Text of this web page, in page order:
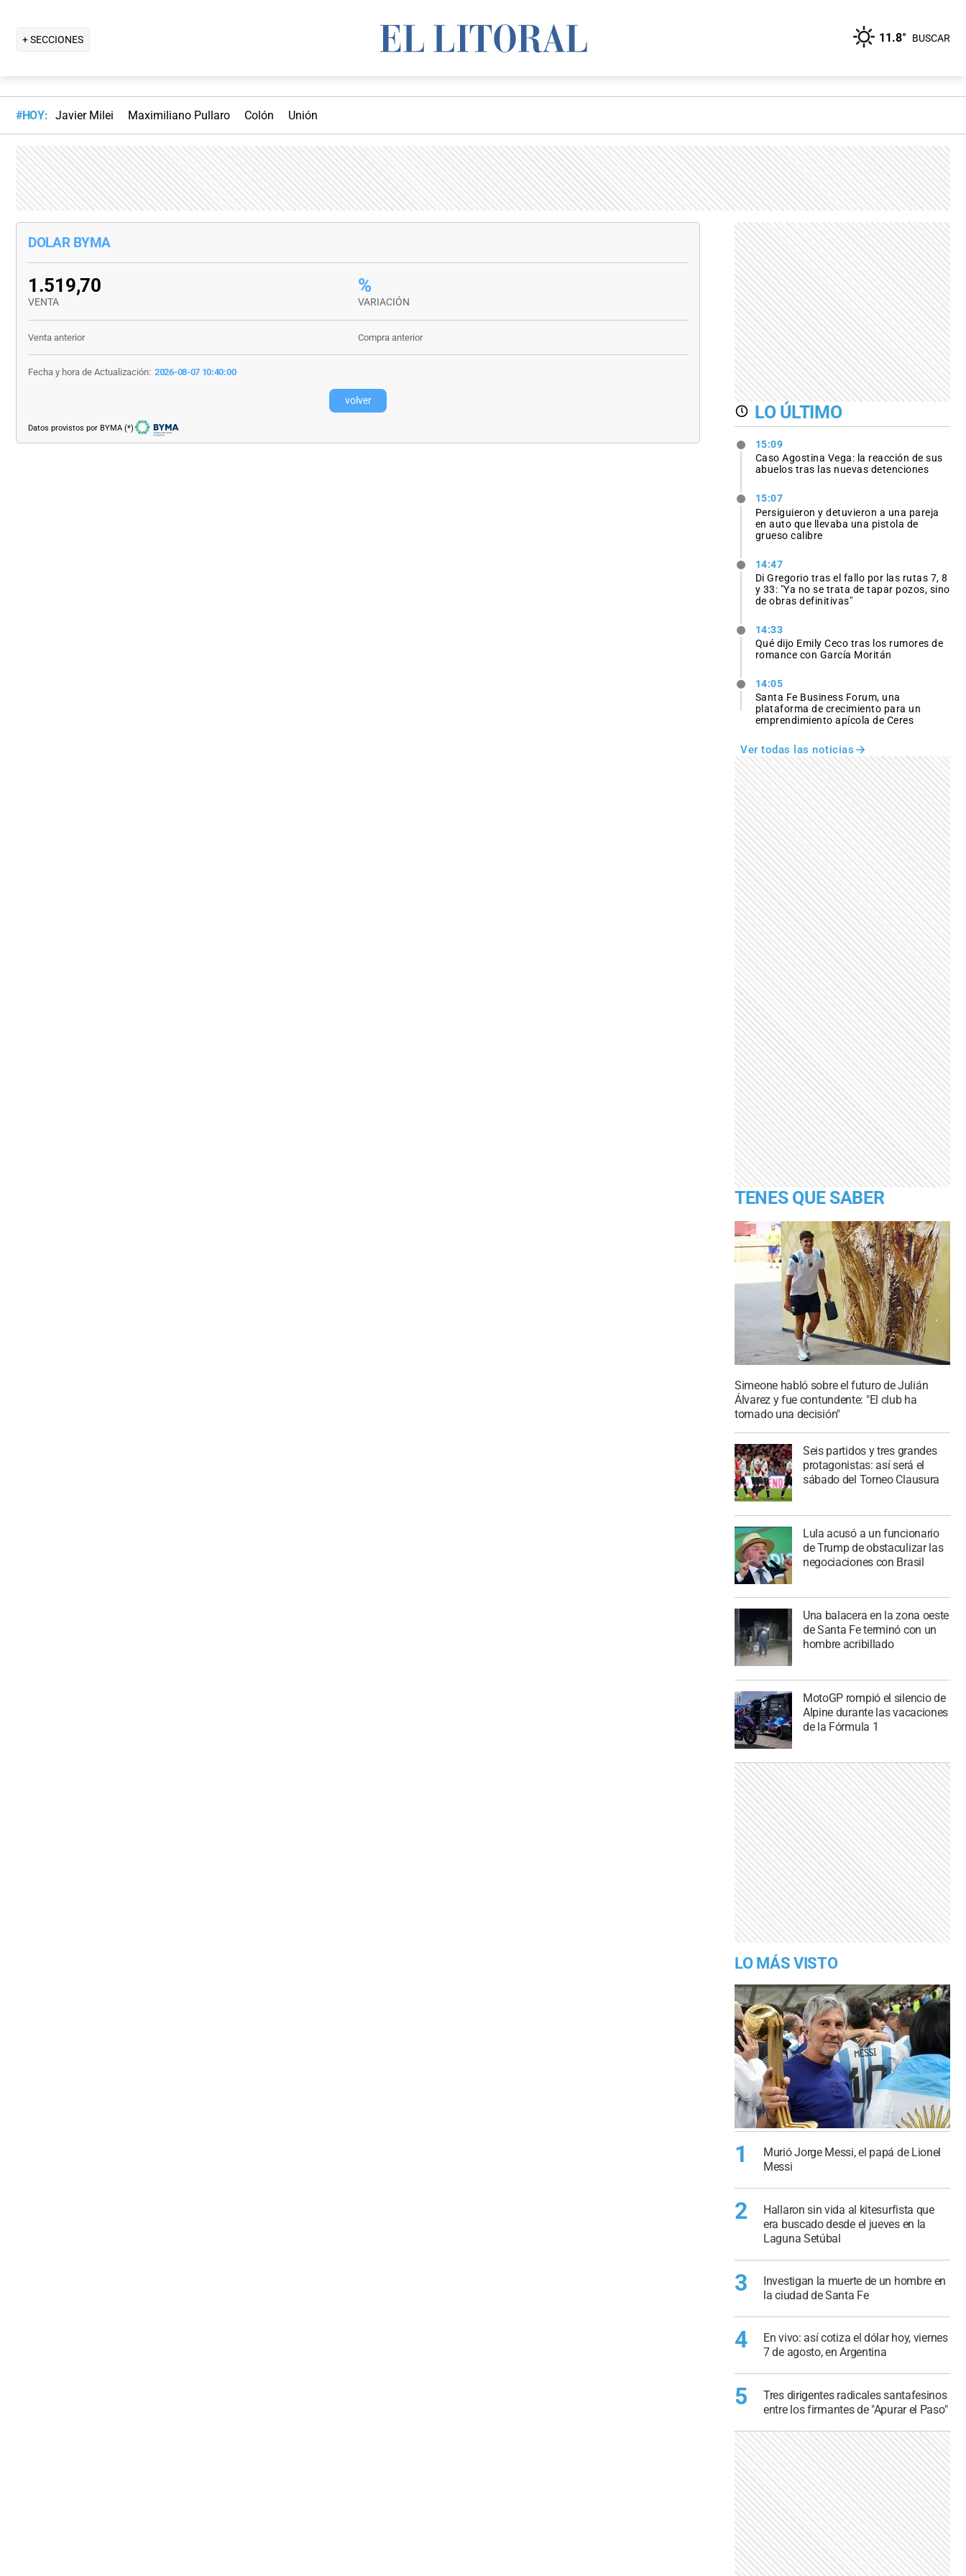
+ SECCIONES 11.8° BUSCAR
#HOY: Javier Milei Maximiliano Pullaro Colón Unión
DOLAR BYMA
1.519,70
VENTA
%
VARIACIÓN
Venta anterior Compra anterior
2026-08-07 10:40:00
Fecha y hora de Actualización:
volver
Datos provistos por BYMA (*)
LO ÚLTIMO
15:09
Caso Agostina Vega: la reacción de sus
abuelos tras las nuevas detenciones
15:07
Persiguieron y detuvieron a una pareja
en auto que llevaba una pistola de
grueso calibre
14:47
Di Gregorio tras el fallo por las rutas 7, 8
y 33: "Ya no se trata de tapar pozos, sino
de obras definitivas"
14:33
Qué dijo Emily Ceco tras los rumores de
romance con García Moritán
14:05
Santa Fe Business Forum, una
plataforma de crecimiento para un
emprendimiento apícola de Ceres
Ver todas las noticias
TENES QUE SABER
Simeone habló sobre el futuro de Julián
Álvarez y fue contundente: "El club ha
tomado una decisión"
Seis partidos y tres grandes
protagonistas: así será el
sábado del Torneo Clausura
Lula acusó a un funcionario
de Trump de obstaculizar las
negociaciones con Brasil
Una balacera en la zona oeste
de Santa Fe terminó con un
hombre acribillado
MotoGP rompió el silencio de
Alpine durante las vacaciones
de la Fórmula 1
LO MÁS VISTO
1
Murió Jorge Messi, el papá de Lionel
Messi
2
Hallaron sin vida al kitesurfista que
era buscado desde el jueves en la
Laguna Setúbal
3
Investigan la muerte de un hombre en
la ciudad de Santa Fe
4
En vivo: así cotiza el dólar hoy, viernes
7 de agosto, en Argentina
5
Tres dirigentes radicales santafesinos
entre los firmantes de "Apurar el Paso"